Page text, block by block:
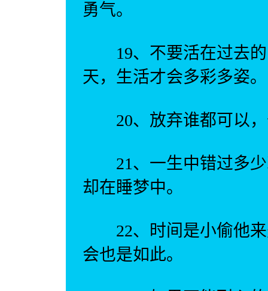
勇气。
19、不要活在过去的
天，生活才会多彩多姿。
20、放弃谁都可以，
21、一生中错过多少
却在睡梦中。
22、时间是小偷他来
会也是如此。